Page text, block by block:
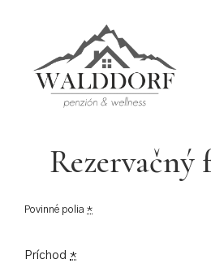
Povinné polia *
Príchod *